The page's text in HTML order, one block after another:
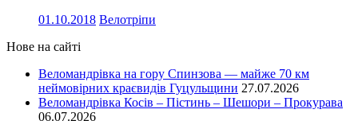
01.10.2018 Велотріпи
Нове на сайті
Веломандрівка на гору Спинзова — майже 70 км
неймовірних краєвидів Гуцульщини 27.07.2026
Веломандрівка Косів – Пістинь – Шешори – Прокурава
06.07.2026